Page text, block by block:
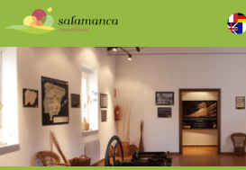
to
main
content